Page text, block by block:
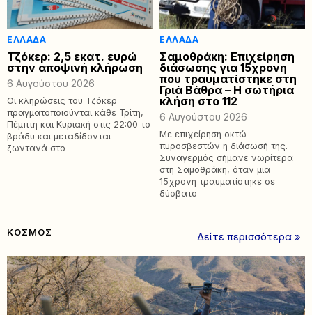
ΕΛΛΆΔΑ
Τζόκερ: 2,5 εκατ. ευρώ
στην αποψινή κλήρωση
6 Αυγούστου 2026
Οι κληρώσεις του Τζόκερ
πραγματοποιούνται κάθε Τρίτη,
Πέμπτη και Κυριακή στις 22:00 το
βράδυ και μεταδίδονται
ζωντανά στο
ΕΛΛΆΔΑ
Σαμοθράκη: Επιχείρηση
διάσωσης για 15χρονη
που τραυματίστηκε στη
Γριά Βάθρα – Η σωτήρια
κλήση στο 112
6 Αυγούστου 2026
Με επιχείρηση οκτώ
πυροσβεστών η διάσωσή της.
Συναγερμός σήμανε νωρίτερα
στη Σαμοθράκη, όταν μια
15χρονη τραυματίστηκε σε
δύσβατο
ΚΟΣΜΟΣ Δείτε περισσότερα »